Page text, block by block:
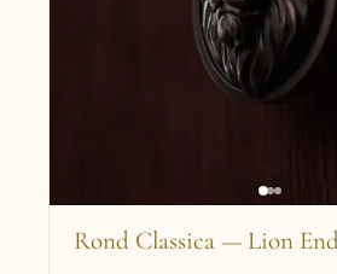
Rond Classica — Lion